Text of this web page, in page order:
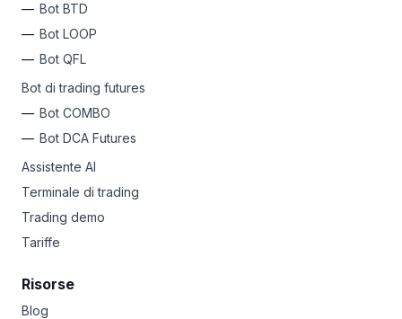
Bot BTD
Bot LOOP
Bot QFL
Bot di trading futures
Bot COMBO
Bot DCA Futures
Assistente AI
Terminale di trading
Trading demo
Tariffe
Risorse
Blog